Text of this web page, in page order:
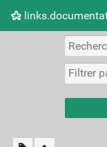
Nuage de tags